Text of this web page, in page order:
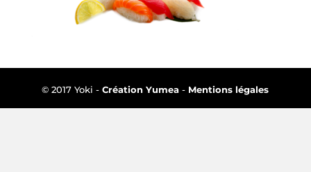
© 2017 Yoki -Création Yumea - Mentions légales